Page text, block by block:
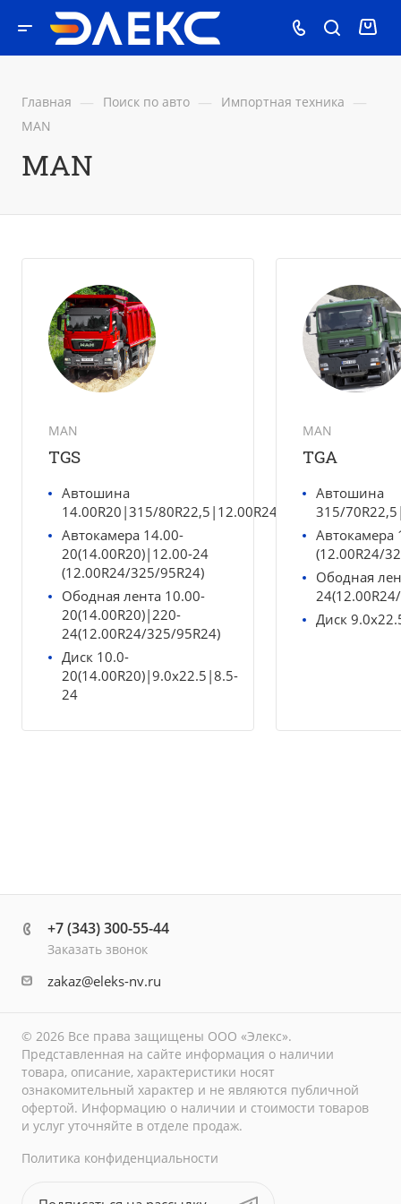
Главная — Поиск по авто — Импортная техника —
MAN
MAN
MAN
TGS
Автошина
14.00R20|315/80R22,5|12.00R24(325/95R24)
Автокамера 14.00-
20(14.00R20)|12.00-24
(12.00R24/325/95R24)
Ободная лента 10.00-
20(14.00R20)|220-
24(12.00R24/325/95R24)
Диск 10.0-
20(14.00R20)|9.0x22.5|8.5-
24
MAN
TGA
Автошина
315/
Автокамера
(12.00R24/
Ободная
Диск
+7 (343) 300-55-44
Заказать звонок
zakaz@eleks-nv.ru
© 2026 Все права защищены ООО «Элекс».
Представленная на сайте информация о наличии
товара, описание, характеристики носят
ознакомительный характер и не являются публичной
офертой. Информацию о наличии и стоимости товаров
и услуг уточняйте в отделе продаж.
Политика конфиденциальности